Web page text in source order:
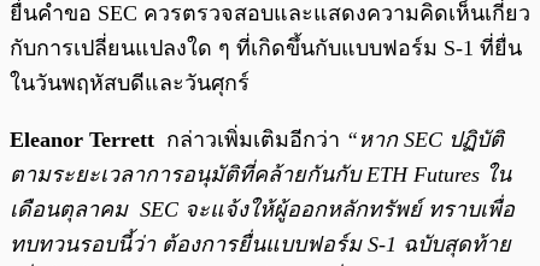
ยื่นคำขอ SEC ควรตรวจสอบและแสดงความคิดเห็นเกี่ยว
กับการเปลี่ยนแปลงใด ๆ ที่เกิดขึ้นกับแบบฟอร์ม S-1 ที่ยื่น
ในวันพฤหัสบดีและวันศุกร์
Eleanor Terrett กล่าวเพิ่มเติมอีกว่า “หาก SEC ปฏิบัติ
ตามระยะเวลาการอนุมัติที่คล้ายกันกับ ETH Futures ใน
เดือนตุลาคม SEC จะแจ้งให้ผู้ออกหลักทรัพย์ ทราบเพื่อ
ทบทวนรอบนี้ว่า ต้องการยื่นแบบฟอร์ม S-1 ฉบับสุดท้าย